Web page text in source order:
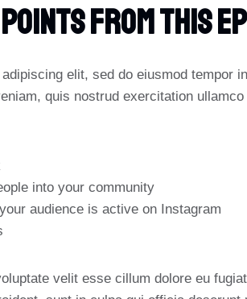
From This
elit, sed do eiusmod tempor
quis nostrud exercitation
into your community
audience is active on Instagram
velit esse cillum dolore eu